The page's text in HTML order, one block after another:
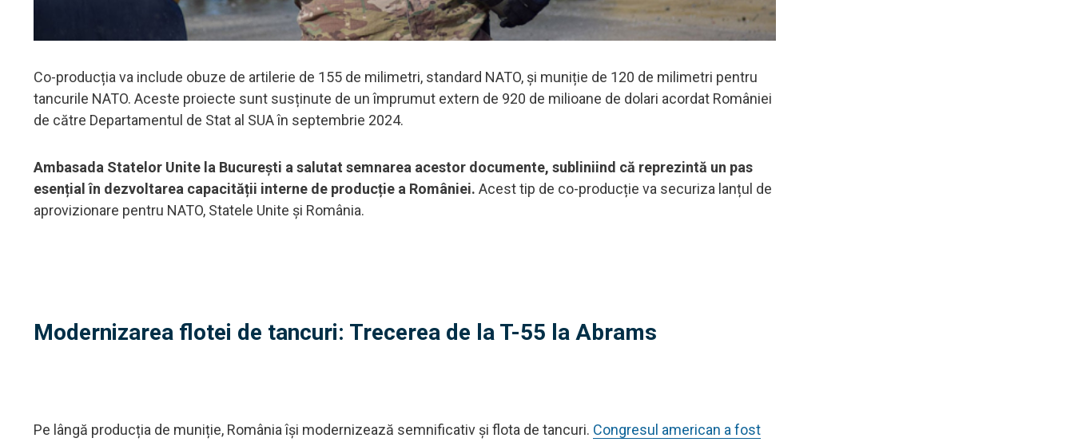
Co-producția va include obuze de artilerie de 155 de milimetri, standard NATO, și muniție de 120 de milimetri pentru
tancurile NATO. Aceste proiecte sunt susținute de un împrumut extern de 920 de milioane de dolari acordat României
de către Departamentul de Stat al SUA în septembrie 2024.
Ambasada Statelor Unite la București a salutat semnarea acestor documente, subliniind că reprezintă un pas
esențial în dezvoltarea capacității interne de producție a României. Acest tip de co-producție va securiza lanțul de
aprovizionare pentru NATO, Statele Unite și România.
Modernizarea flotei de tancuri: Trecerea de la T-55 la Abrams
Pe lângă producția de muniție, România își modernizează semnificativ și flota de tancuri. Congresul american a fost